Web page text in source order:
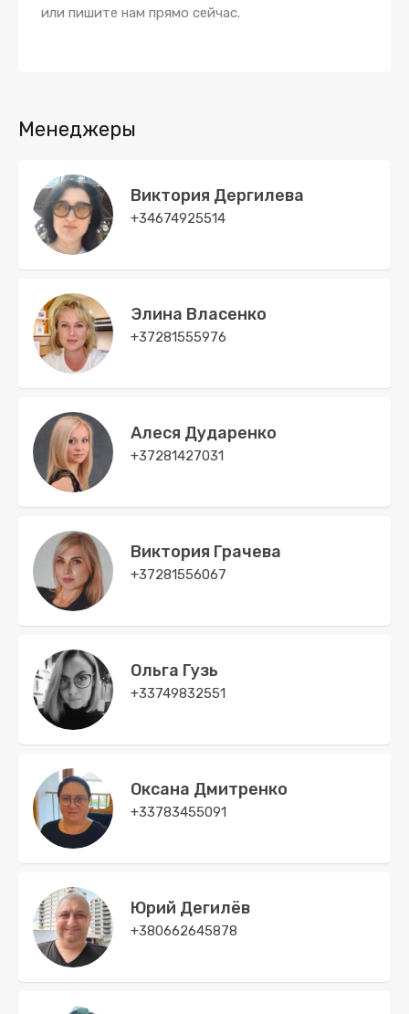
или пишите нам прямо сейчас.
Менеджеры
Виктория Дергилева
+34674925514
Элина Власенко
+37281555976
Алеся Дударенко
+37281427031
Виктория Грачева
+37281556067
Ольга Гузь
+33749832551
Оксана Дмитренко
+33783455091
Юрий Дегилёв
+380662645878